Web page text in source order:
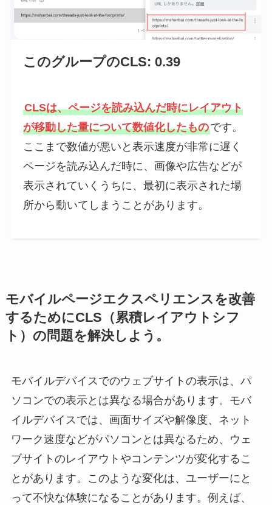
このグループのCLS: 0.39
CLSは、ページを読み込んだ時にレイアウト
が移動した量について数値化したものです。
ここまで数値が悪いと表示速度が非常に遅く
ページを読み込んだ時に、画像や広告などが
表示されていくうちに、最初に表示された場
所から動いてしまうことがあります。
モバイルページエクスペリエンスを改善
するためにCLS（累積レイアウトシフ
ト）の問題を解決しよう。
モバイルデバイスでのウェブサイトの表示は、パ
ソコンでの表示とは異なる場合があります。モバ
イルデバイスでは、画面サイズや解像度、ネット
ワーク速度などがパソコンとは異なるため、ウェ
ブサイトのレイアウトやコンテンツが変化するこ
とがあります。このような変化は、ユーザーにと
って不快な体験になることがあります。例えば、